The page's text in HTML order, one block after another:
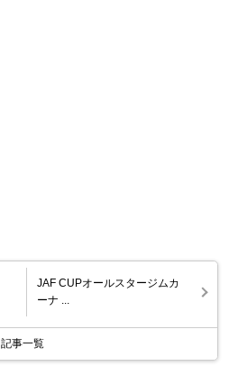
JAF CUPオールスタージムカ
ーナ ...
記事一覧